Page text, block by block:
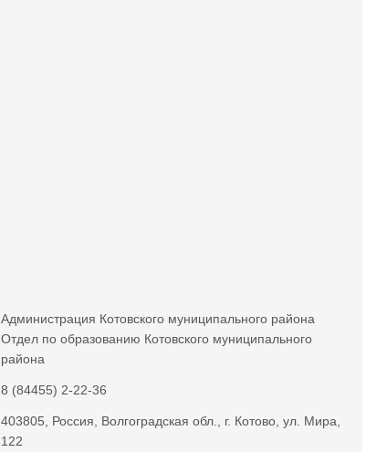
Администрация Котовского муниципального района
Отдел по образованию Котовского муниципального
района
8 (84455) 2-22-36
403805, Россия, Волгоградская обл., г. Котово, ул. Мира,
122